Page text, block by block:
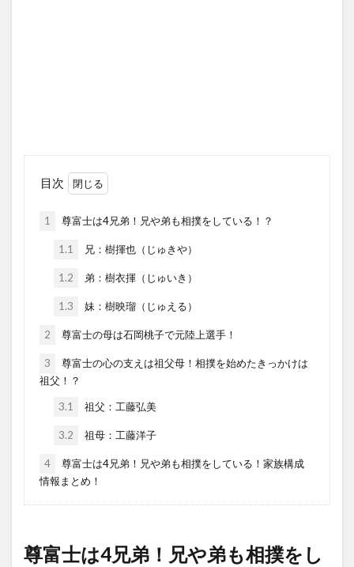
目次
1 尊富士は4兄弟！兄や弟も相撲をしている！？
1.1 兄：樹揮也（じゅきや）
1.2 弟：樹衣揮（じゅいき）
1.3 妹：樹映瑠（じゅえる）
2 尊富士の母は石岡桃子で元陸上選手！
3
尊富士の心の支えは祖父母！相撲を始めたきっかけは
祖父！？
3.1 祖父：工藤弘美
3.2 祖母：工藤洋子
4
尊富士は4兄弟！兄や弟も相撲をしている！家族構成
情報まとめ！
尊富士は4兄弟！兄や弟も相撲をし